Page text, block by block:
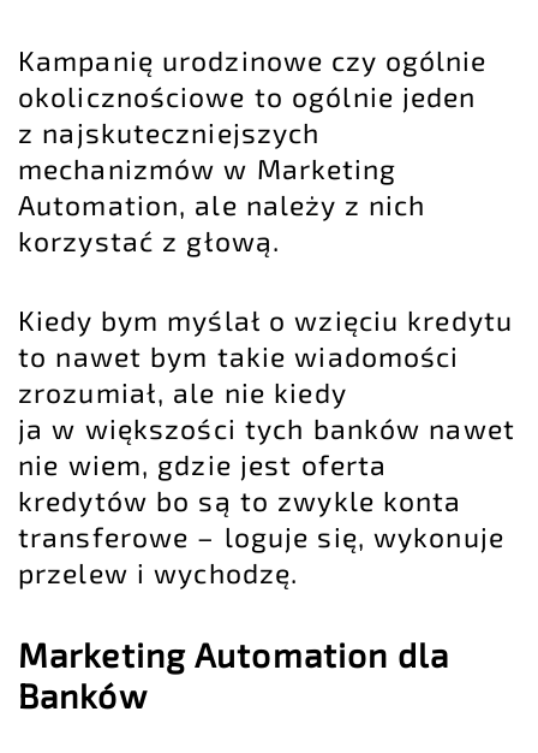
Kampanię urodzinowe czy ogólnie
okolicznościowe to ogólnie jeden
z najskuteczniejszych
mechanizmów w Marketing
Automation, ale należy z nich
korzystać z głową.
Kiedy bym myślał o wzięciu kredytu
to nawet bym takie wiadomości
zrozumiał, ale nie kiedy
ja w większości tych banków nawet
nie wiem, gdzie jest oferta
kredytów bo są to zwykle konta
transferowe – loguje się, wykonuje
przelew i wychodzę.
Marketing Automation dla
Banków